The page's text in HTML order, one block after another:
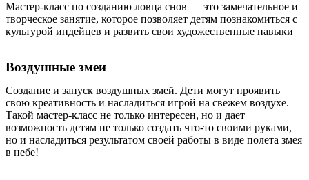
Мастер-класс по созданию ловца снов — это замечательное и
творческое занятие, которое позволяет детям познакомиться с
культурой индейцев и развить свои художественные навыки
Воздушные змеи
Создание и запуск воздушных змей. Дети могут проявить
свою креативность и насладиться игрой на свежем воздухе.
Такой мастер-класс не только интересен, но и дает
возможность детям не только создать что-то своими руками,
но и насладиться результатом своей работы в виде полета змея
в небе!